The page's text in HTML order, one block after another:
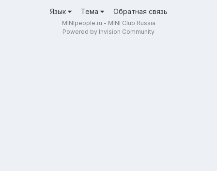
Язык Тема Обратная связь
MINIpeople.ru - MINI Club Russia
Powered by Invision Community